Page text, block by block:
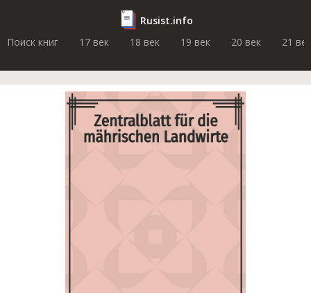
Rusist.info
Поиск книг
17 век 18 век 19 век 20 век 21 век